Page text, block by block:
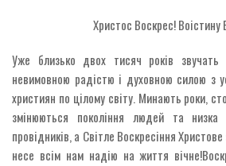
Христос Воскрес! Воістину
Уже близько двох тисяч років
невимовною радістю і духовною силою з
християн по цілому світу. Минають роки,
змінюються покоління людей та низка
провідників, а Світле Воскресіння
несе всім нам надію на життя